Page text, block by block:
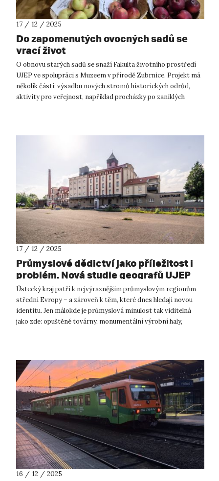
17 / 12 / 2025
Do zapomenutých ovocných sadů se
vrací život
O obnovu starých sadů se snaží Fakulta životního prostředí
UJEP ve spolupráci s Muzeem v přírodě Zubrnice. Projekt má
několik částí: výsadbu nových stromů historických odrůd,
aktivity pro veřejnost, například procházky po zaniklých
17 / 12 / 2025
Průmyslové dědictví jako příležitost i
problém. Nová studie geografů UJEP
ukazuje, proč se ústecký kraj zatím
nedokáže shodnout na své budoucnosti
Ústecký kraj patří k nejvýraznějším průmyslovým regionům
střední Evropy – a zároveň k těm, které dnes hledají novou
identitu. Jen málokde je průmyslová minulost tak viditelná
jako zde: opuštěné továrny, monumentální výrobní haly,
16 / 12 / 2025